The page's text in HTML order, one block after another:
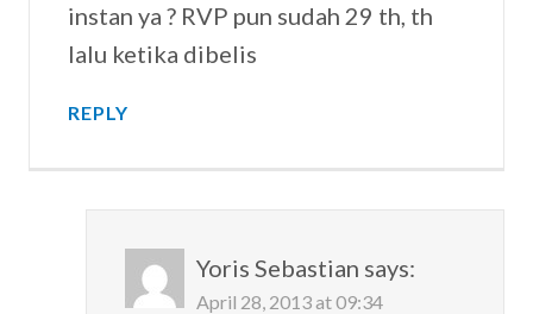
instan ya ? RVP pun sudah 29 th, th
lalu ketika dibelis
REPLY
Yoris Sebastian says:
April 28, 2013 at 09:34